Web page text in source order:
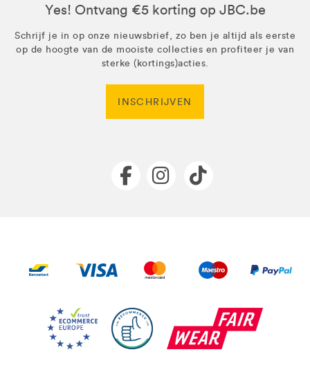
Yes! Ontvang €5 korting op JBC.be
Schrijf je in op onze nieuwsbrief, zo ben je altijd als eerste
op de hoogte van de mooiste collecties en profiteer je van
sterke (kortings)acties.
INSCHRIJVEN